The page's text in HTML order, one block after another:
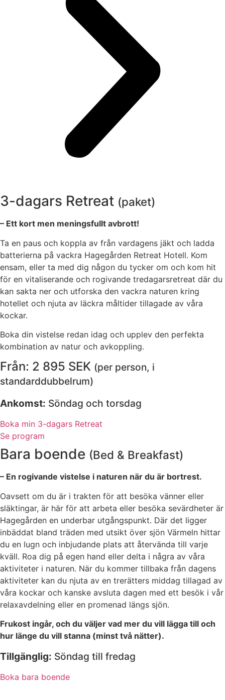
3-dagars Retreat (paket)
– Ett kort men meningsfullt avbrott!
Ta en paus och koppla av från vardagens jäkt och ladda
batterierna på vackra Hagegården Retreat Hotell. Kom
ensam, eller ta med dig någon du tycker om och kom hit
för en vitaliserande och rogivande tredagarsretreat där du
kan sakta ner och utforska den vackra naturen kring
hotellet och njuta av läckra måltider tillagade av våra
kockar.
Boka din vistelse redan idag och upplev den perfekta
kombination av natur och avkoppling.
Från: 2 895 SEK (per person, i
standarddubbelrum)
Ankomst: Söndag och torsdag
Boka min 3-dagars Retreat
Se program
Bara boende (Bed & Breakfast)
– En rogivande vistelse i naturen när du är bortrest.
Oavsett om du är i trakten för att besöka vänner eller
släktingar, är här för att arbeta eller besöka sevärdheter är
Hagegården en underbar utgångspunkt. Där det ligger
inbäddat bland träden med utsikt över sjön Värmeln hittar
du en lugn och inbjudande plats att återvända till varje
kväll. Roa dig på egen hand eller delta i några av våra
aktiviteter i naturen. När du kommer tillbaka från dagens
aktiviteter kan du njuta av en trerätters middag tillagad av
våra kockar och kanske avsluta dagen med ett besök i vår
relaxavdelning eller en promenad längs sjön.
Frukost ingår, och du väljer vad mer du vill lägga till och
hur länge du vill stanna (minst två nätter).
Tillgänglig: Söndag till fredag
Boka bara boende